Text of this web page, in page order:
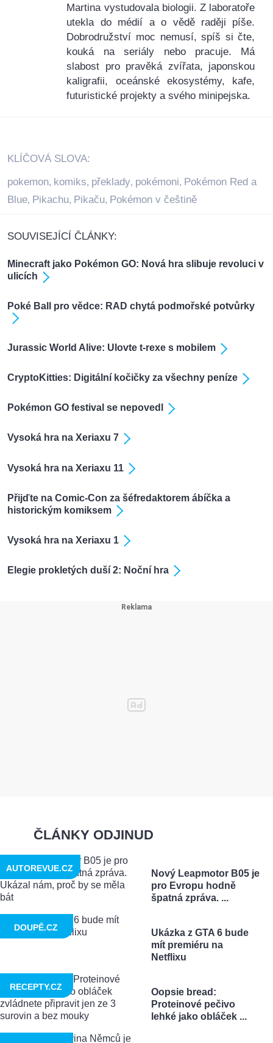
Martina vystudovala biologii. Z laboratoře
utekla do médií a o vědě raději píše.
Dobrodružství moc nemusí, spíš si čte,
kouká na seriály nebo pracuje. Má
slabost pro pravěká zvířata, japonskou
kaligrafii, oceánské ekosystémy, kafe,
futuristické projekty a svého minipejska.
KLÍČOVÁ SLOVA:
pokemon, komiks, překlady, pokémoni, Pokémon Red a
Blue, Pikachu, Pikaču, Pokémon v češtině
SOUVISEJÍCÍ ČLÁNKY:
Minecraft jako Pokémon GO: Nová hra slibuje revoluci v
ulicích
Poké Ball pro vědce: RAD chytá podmořské potvůrky
Jurassic World Alive: Ulovte t-rexe s mobilem
CryptoKitties: Digitální kočičky za všechny peníze
Pokémon GO festival se nepovedl
Vysoká hra na Xeriaxu 7
Vysoká hra na Xeriaxu 11
Přijďte na Comic-Con za šéfredaktorem ábíčka a
historickým komiksem
Vysoká hra na Xeriaxu 1
Elegie prokletých duší 2: Noční hra
ČLÁNKY ODJINUD
Nový Leapmotor B05 je
pro Evropu hodně
špatná zpráva. ...
AUTOREVUE.CZ
Ukázka z GTA 6 bude
mít premiéru na
Netflixu
DOUPĚ.CZ
Oopsie bread:
Proteinové pečivo
lehké jako obláček ...
RECEPTY.CZ